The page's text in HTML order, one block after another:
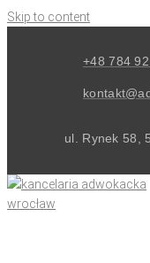
Skip to content
+48 784
ul. Rynek 58,